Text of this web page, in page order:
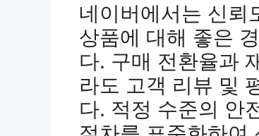
네이버에서는 신뢰
상품에 대해 좋은
다. 구매 전환율과
라도 고객 리뷰 및
다. 적정 수준의 안